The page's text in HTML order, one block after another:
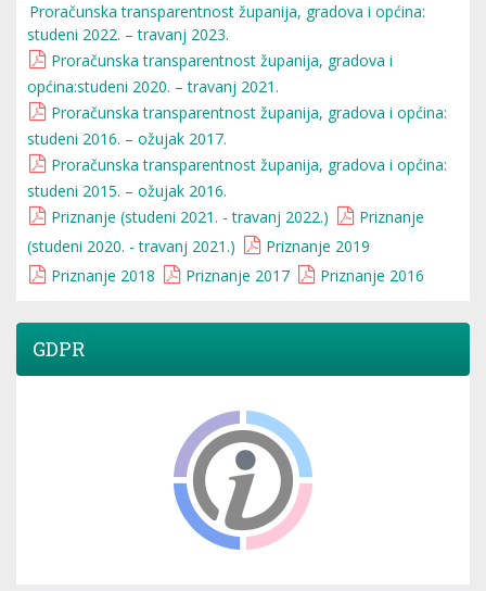
Proračunska transparentnost županija, gradova i općina:
studeni 2022. – travanj 2023.
Proračunska transparentnost županija, gradova i
općina:studeni 2020. – travanj 2021.
Proračunska transparentnost županija, gradova i općina:
studeni 2016. – ožujak 2017.
Proračunska transparentnost županija, gradova i općina:
studeni 2015. – ožujak 2016.
Priznanje (studeni 2021. - travanj 2022.)
Priznanje
(studeni 2020. - travanj 2021.)
Priznanje 2019
Priznanje 2018
Priznanje 2017 Priznanje 2016
GDPR